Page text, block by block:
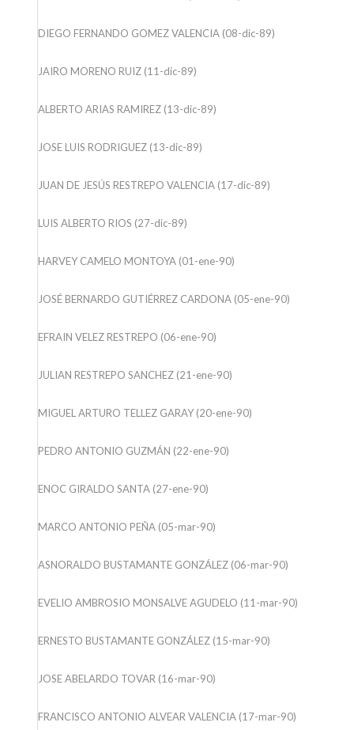
DIEGO FERNANDO GOMEZ VALENCIA (08-dic-89)
JAIRO MORENO RUIZ (11-dic-89)
ALBERTO ARIAS RAMIREZ (13-dic-89)
JOSE LUIS RODRIGUEZ (13-dic-89)
JUAN DE JESÚS RESTREPO VALENCIA (17-dic-89)
LUIS ALBERTO RIOS (27-dic-89)
HARVEY CAMELO MONTOYA (01-ene-90)
JOSÉ BERNARDO GUTIÉRREZ CARDONA (05-ene-90)
EFRAIN VELEZ RESTREPO (06-ene-90)
JULIAN RESTREPO SANCHEZ (21-ene-90)
MIGUEL ARTURO TELLEZ GARAY (20-ene-90)
PEDRO ANTONIO GUZMÁN (22-ene-90)
ENOC GIRALDO SANTA (27-ene-90)
MARCO ANTONIO PEÑA (05-mar-90)
ASNORALDO BUSTAMANTE GONZÁLEZ (06-mar-90)
EVELIO AMBROSIO MONSALVE AGUDELO (11-mar-90)
ERNESTO BUSTAMANTE GONZÁLEZ (15-mar-90)
JOSE ABELARDO TOVAR (16-mar-90)
FRANCISCO ANTONIO ALVEAR VALENCIA (17-mar-90)